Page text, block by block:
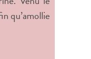
qu’amollie